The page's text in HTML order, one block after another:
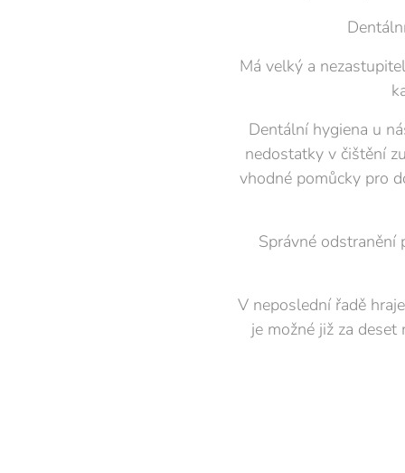
Má velký a
Dentální hygiena u
nedostatky v čištění
vhodné pomůcky pro
Správné odstranění
V neposlední řadě
je možné již za